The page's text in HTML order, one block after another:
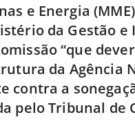
e Energia
da Gestão e
“que
da Agência
contra a
pelo Tribunal de